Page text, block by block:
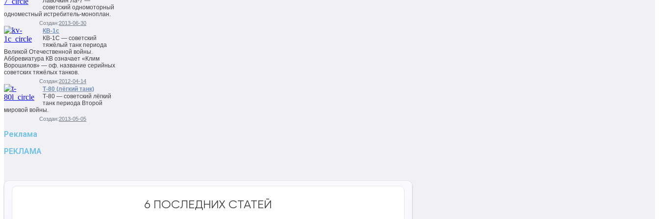
советский одномоторный
одноместный истребитель-моноплан.
Создан:2013-06-30
КВ-1с
КВ-1С — советский
тяжёлый танк периода
Великой Отечественной войны.
Аббревиатура КВ означает «Клим
Ворошилов» — оф. название серийных
советских тяжёлых танков.
Создан:2012-04-14
Т-80 (лёгкий танк)
Т-80 — советский лёгкий
танк периода Второй
мировой войны.
Создан:2013-05-05
Реклама
РЕКЛАМА
6 ПОСЛЕДНИХ СТАТЕЙ